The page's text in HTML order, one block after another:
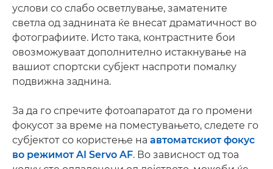
услови со слабо осветлување, заматените
светла од заднината ќе внесат драматичност во
фотографиите. Исто така, контрастните бои
овозможуваат дополнително истакнување на
вашиот спортски субјект наспроти помалку
подвижна заднина.
За да го спречите фотоапаратот да го промени
фокусот за време на поместувањето, следете го
субјектот со користење на автоматскиот фокус
во режимот AI Servo AF. Во зависност од тоа